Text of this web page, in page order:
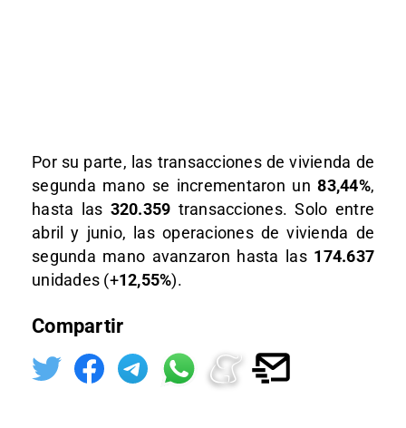
Por su parte, las transacciones de vivienda de
segunda mano se incrementaron un83,44%,
hasta las 320.359 transacciones. Solo entre
abril y junio, las operaciones de vivienda de
segunda mano avanzaron hasta las 174.637
unidades (+12,55%).
Compartir